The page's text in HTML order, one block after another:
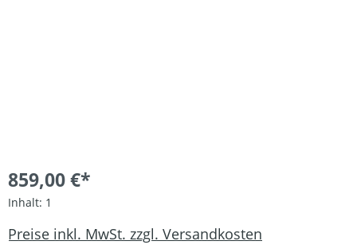
859,00 €*
Inhalt: 1
Preise inkl. MwSt. zzgl. Versandkosten